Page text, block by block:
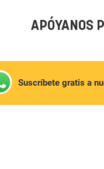
APÓYANOS
Suscríbete gratis a